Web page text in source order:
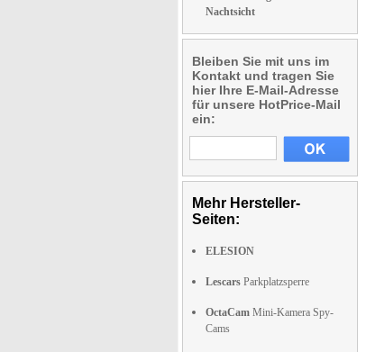
Nachtsicht
Bleiben Sie mit uns im
Kontakt und tragen Sie
hier Ihre E-Mail-Adresse
für unsere HotPrice-Mail
ein:
Mehr Hersteller-
Seiten:
ELESION
Lescars Parkplatzsperre
OctaCam Mini-Kamera Spy-
Cams